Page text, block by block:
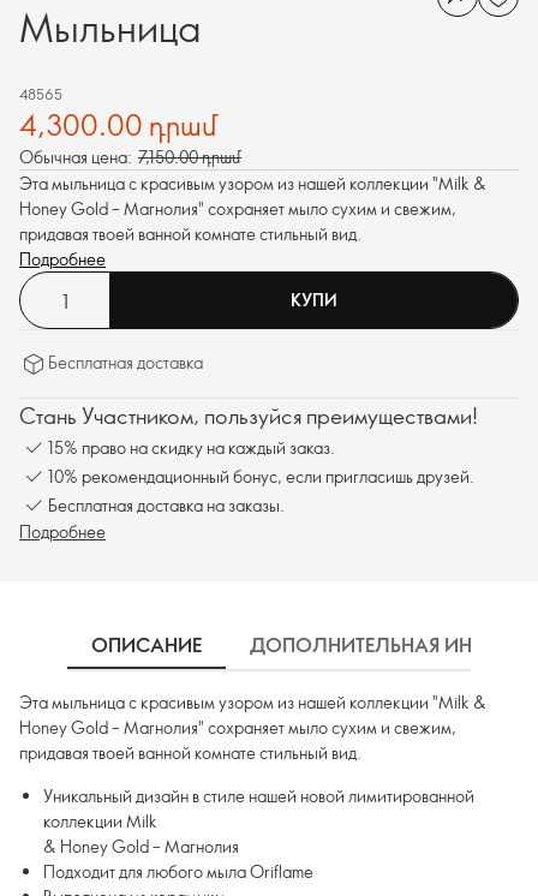
Мыльница
48565
4,300.00 դրամ
Обычная цена: 7,150.00 դրամ
Эта мыльница с красивым узором из нашей коллекции "Milk &
Honey Gold – Магнолия" сохраняет мыло сухим и свежим,
придавая твоей ванной комнате стильный вид.
Подробнее
КУПИ
Бесплатная доставка
Стань Участником, пользуйся преимуществами!
15% право на скидку на каждый заказ.
10% рекомендационный бонус, если пригласишь друзей.
Бесплатная доставка на заказы.
Подробнее
ОПИСАНИЕ ДОПОЛНИТЕЛЬНАЯ
Эта мыльница с красивым узором из нашей коллекции "Milk &
Honey Gold – Магнолия" сохраняет мыло сухим и свежим,
придавая твоей ванной комнате стильный вид.
Уникальный дизайн в стиле нашей новой лимитированной
коллекции Milk
& Honey Gold – Магнолия
Подходит для любого мыла Oriflame